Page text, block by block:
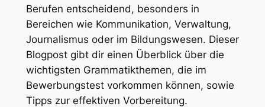
Berufen entscheidend, besonders in
Bereichen wie Kommunikation, Verwaltung,
Journalismus oder im Bildungswesen. Dieser
Blogpost gibt dir einen Überblick über die
wichtigsten Grammatikthemen, die im
Bewerbungstest vorkommen können, sowie
Tipps zur effektiven Vorbereitung.